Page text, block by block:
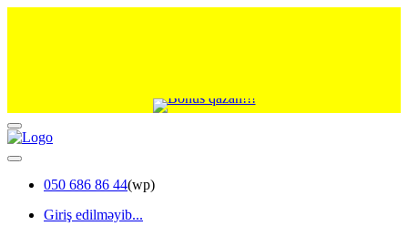
050 686 86 44(wp)
Giriş edilməyib...